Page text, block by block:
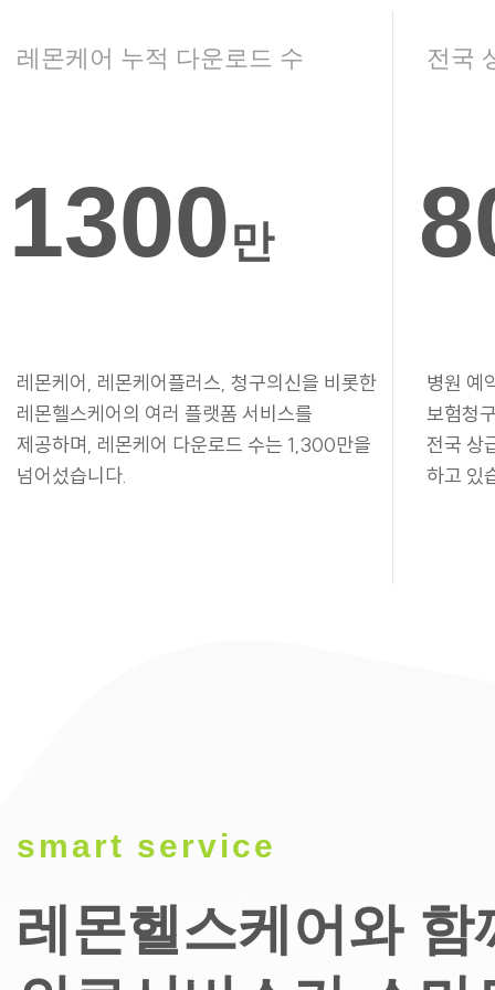
레몬케어 누적 다운로드 수
1300만
레몬케어, 레몬케어플러스, 청구의신을 비롯한
레몬헬스케어의 여러 플랫폼 서비스를
제공하며, 레몬케어 다운로드 수는 1,300만을
넘어섰습니다.
전국
병원 예
보험청
전국 상
하고 있
smart service
레몬헬스케어와 함